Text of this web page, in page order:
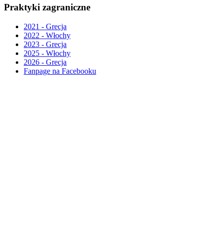
Praktyki zagraniczne
2021 - Grecja
2022 - Włochy
2023 - Grecja
2025 - Włochy
2026 - Grecja
Fanpage na Facebooku